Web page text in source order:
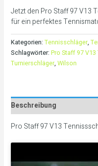
Jetzt den Pro Staff 97 V13
für ein perfektes
Kategorien: Tennisschläger,
Schlagwörter: Pro Staff 97
Turnierschläger, Wilson
Beschreibung
Pro Staff 97 V13